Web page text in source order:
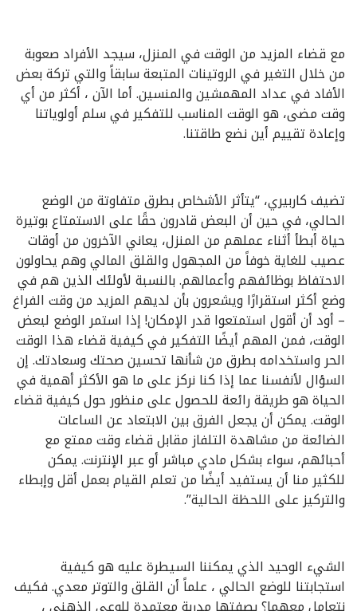
مع قضاء المزيد من الوقت في المنزل، سيجد الأفراد صعوبة
من خلال التغير في الروتينات المتبعة سابقاً والتي تركة بعض
الأفاد في عداد المهمشين والمنسين. أما الآن ، أكثر من أي
وقت مضى، هو الوقت المناسب للتفكير في سلم أولوياتنا
وإعادة تقييم أين نضع طاقتنا.
تضيف كاربيري، “يتأثر الأشخاص بطرق متفاوتة من الوضع
الحالي، في حين أن البعض قادرون حقًا على الاستمتاع بوتيرة
حياة أبطأ أثناء عملهم من المنزل، يعاني الآخرون من أوقات
عصيب للغاية خوفاً من المجهول والقلق المالي وهم يحاولون
الاحتفاظ بوظائفهم وأعمالهم. بالنسبة لأولئك الذين هم في
وضع أكثر استقرارًا ويشعرون بأن لديهم المزيد من وقت الفراغ
– أود أن أقول استمتعوا قدر الإمكان! إذا استمر الوضع لبعض
الوقت، فمن المهم أيضًا التفكير في كيفية قضاء هذا الوقت
الحر واستخدامه بطرق من شأنها تحسين صحتك وسعادتك. إن
السؤال لأنفسنا عما إذا كنا نركز على ما هو الأكثر أهمية في
الحياة هو طريقة رائعة للحصول على منظور حول كيفية قضاء
الوقت. يمكن أن يجعل الفرق بين الابتعاد عن الساعات
الضائعة من مشاهدة التلفاز مقابل قضاء وقت ممتع مع
أحبائهم، سواء بشكل مادي مباشر أو عبر الإنترنت. يمكن
للكثير منا أن يستفيد أيضًا من تعلم القيام بعمل أقل وإبطاء
والتركيز على اللحظة الحالية”.
الشيء الوحيد الذي يمكننا السيطرة عليه هو كيفية
استجابتنا للوضع الحالي ، علماً أن القلق والتوتر معدي. فكيف